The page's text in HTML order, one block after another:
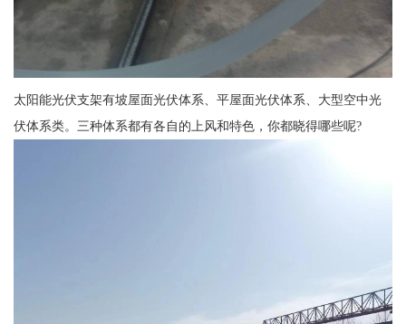
太阳能光伏支架有坡屋面光伏体系、平屋面光伏体系、大型空中光
伏体系类。三种体系都有各自的上风和特色，你都晓得哪些呢?